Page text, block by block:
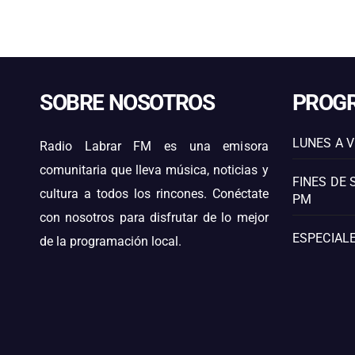
SOBRE NOSOTROS
Radio Labrar FM es una emisora
comunitaria que lleva música, noticias y
cultura a todos los rincones. Conéctate
con nosotros para disfrutar de lo mejor
de la programación local.
LUNES A
FINES DE
PM